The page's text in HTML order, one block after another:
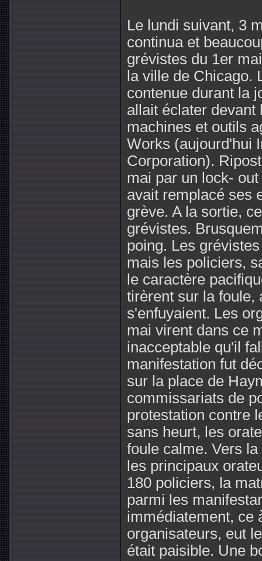
Le lundi suivant, 3
continua et
grévistes du 1er
la ville de Chicago.
contenue durant la
allait éclater devant
machines et outils
Works (aujourd'hui
Corporation).
mai par un lock-
avait remplacé ses
grève. A la sortie,
grévistes.
poing. Les
mais les policiers,
le caractère
tirèrent sur la foule,
s'enfuyaient. Les
mai virent dans ce
inacceptable qu'il
manifestation fut
sur la place de
commissariats de
protestation contre
sans heurt, les
foule calme. Vers
les principaux
180 policiers, la
parmi les
immédiatement, ce
organisateurs, eut
était paisible. Une